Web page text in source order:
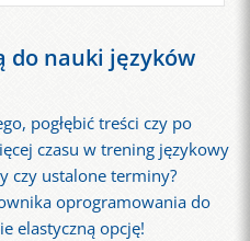
do nauki języków
pogłębić treści czy po
czasu w trening językowy
czy ustalone terminy?
oprogramowania do
elastyczną opcję!